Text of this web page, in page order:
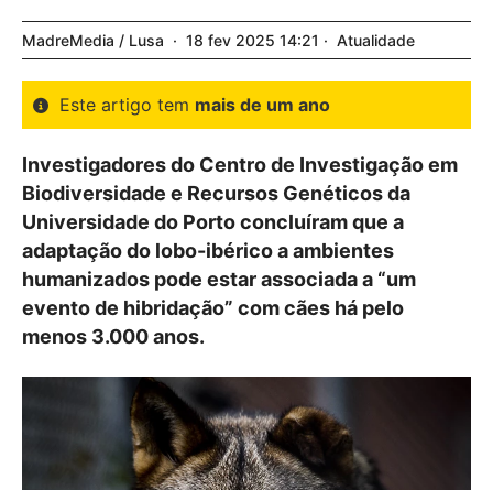
MadreMedia / Lusa 18 fev 2025 14:21 Atualidade
Este artigo tem mais de um ano
Investigadores do Centro de Investigação em
Biodiversidade e Recursos Genéticos da
Universidade do Porto concluíram que a
adaptação do lobo-ibérico a ambientes
humanizados pode estar associada a “um
evento de hibridação” com cães há pelo
menos 3.000 anos.